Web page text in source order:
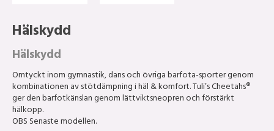
Hälskydd
Hälskydd
Omtyckt inom gymnastik, dans och övriga barfota-sporter genom
kombinationen av stötdämpning i häl & komfort. Tuli’s Cheetahs®
ger den barfotkänslan genom lättviktsneopren och förstärkt
hälkopp.
OBS Senaste modellen.